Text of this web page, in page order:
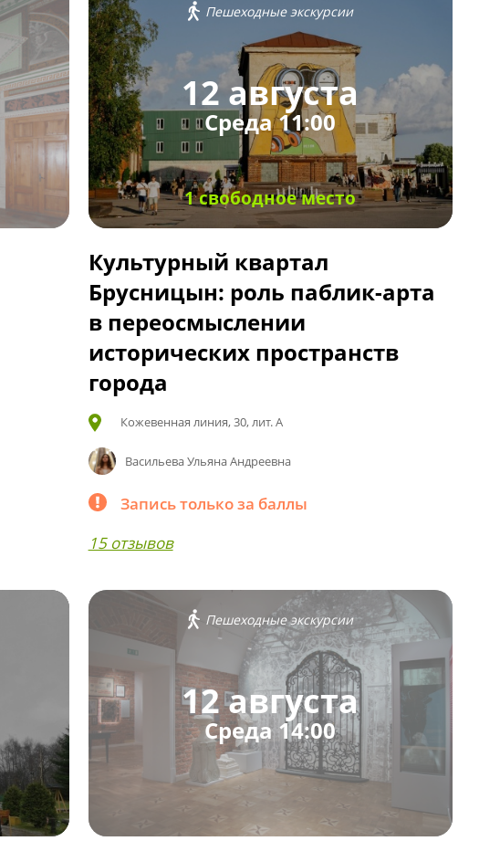
Пешеходные экскурсии
12 августа
Среда 11:00
1 свободное место
Культурный квартал
Брусницын: роль паблик-арта
в переосмыслении
исторических пространств
города
Кожевенная линия, 30, лит. А
Васильева Ульяна Андреевна
Запись только за баллы
15 отзывов
Пешеходные экскурсии
12 августа
Среда 14:00